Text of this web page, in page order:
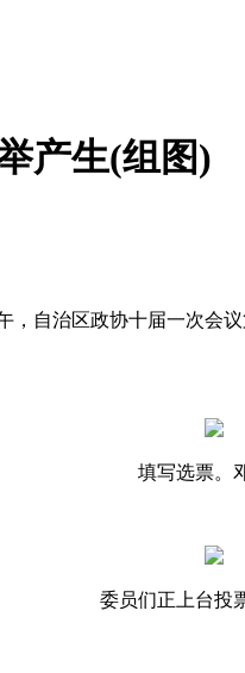
产生(组图)
自治区政协十届一次会
填写选票。
委员们正上台投